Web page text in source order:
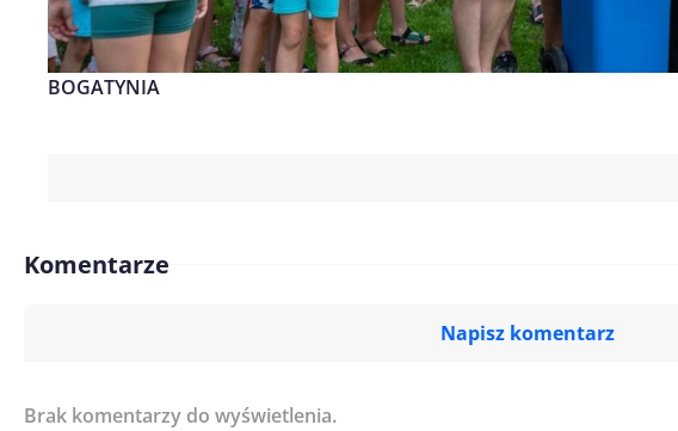
BOGATYNIA
Komentarze
Napisz komentarz
Imię/ Nick*
Brak komentarzy do wyświetlenia.